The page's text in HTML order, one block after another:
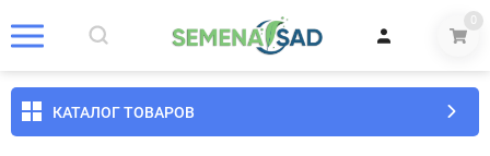
0
КАТАЛОГ ТОВАРОВ